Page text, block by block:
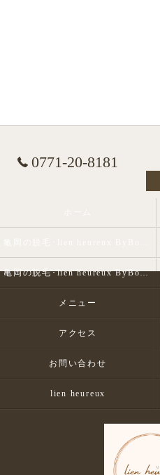
0771-20-8181
亀岡の脱毛･lien heureux ByBohe Me shopのお客様の声
メニュー
アクセス
お問い合わせ
lien heureux